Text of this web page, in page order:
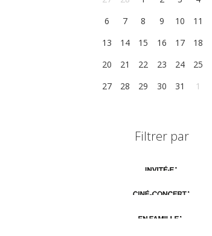
6
7 8 9 10 11
13
14 15 16 17 18
20
21 22 23 24 25
27
28 29 30 31 1
Filtrer par